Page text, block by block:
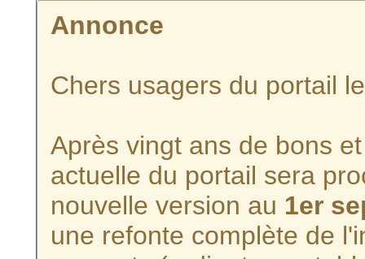
Annonce
Chers usagers du portail
Après vingt ans de bons
actuelle du portail sera
nouvelle version au 1er
une refonte complète de